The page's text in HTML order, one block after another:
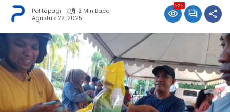
Pelitapagi
2 Min Baca
Agustus 22, 2025
225